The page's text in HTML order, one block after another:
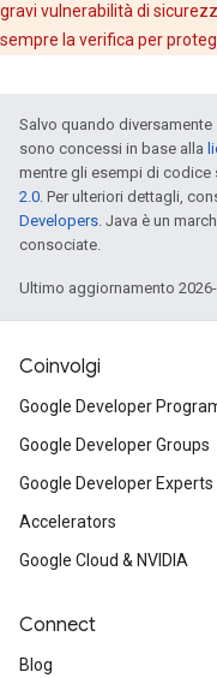
gravi vulnerabilità di
sempre la verifica per
Salvo quando
sono concessi in base alla
mentre gli esempi di
2.0. Per ulteriori dettagli,
Developers. Java è un
consociate.
Ultimo aggiornamento 2026-
Coinvolgi
Google Developer
Google Developer Groups
Google Developer Experts
Accelerators
Google Cloud & NVIDIA
Connect
Blog